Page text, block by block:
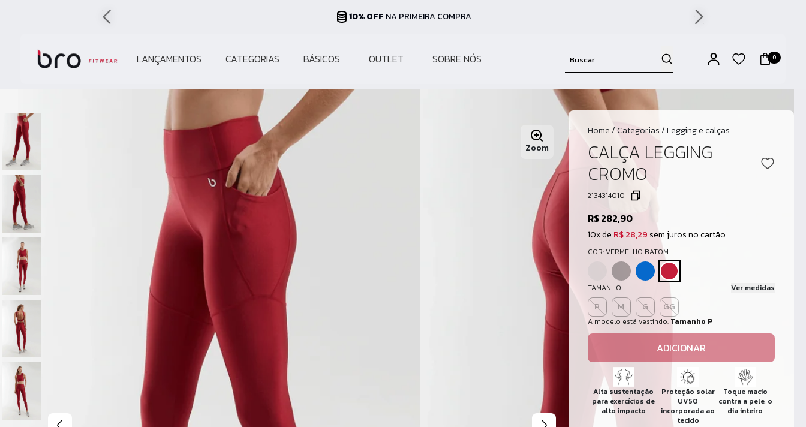
PARCELAS ATÉ 10XNO CARTÃO
LANÇAMENTOS CATEGORIAS BÁSICOS OUTLET SOBRE NÓS 0
Zoom
Home/Categorias/Legging e calças
CALÇA LEGGING
CROMO
2134314010
R$ 282,90
10x de R$ 28,29 sem juros no cartão
COR: VERMELHO BATOM
TAMANHO Ver medidas
P M G GG
A modelo está vestindo: Tamanho P
ADICIONAR
Alta sustentação
para exercícios de
alto impacto
Proteção solar
UV50
incorporada ao
tecido
Toque macio
contra a pele, o
dia inteiro